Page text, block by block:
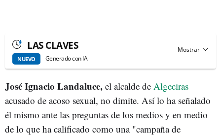
LAS CLAVES
NUEVO Generado con IA
José Ignacio Landaluce, el alcalde de Algeciras
acusado de acoso sexual, no dimite. Así lo ha señalado
él mismo ante las preguntas de los medios y en medio
de lo que ha calificado como una "campaña de